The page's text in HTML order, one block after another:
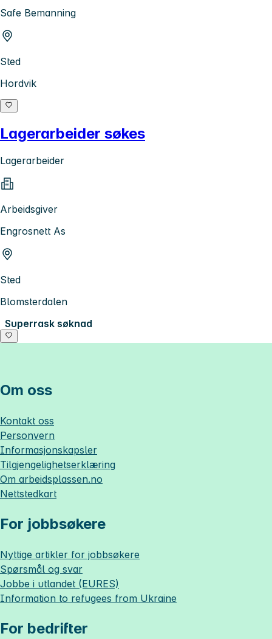
Safe Bemanning
Sted
Hordvik
Lagerarbeider søkes
Lagerarbeider
Arbeidsgiver
Engrosnett As
Sted
Blomsterdalen
Superrask søknad
Om oss
Kontakt oss
Personvern
Informasjonskapsler
Tilgjengelighetserklæring
Om arbeidsplassen.no
Nettstedkart
For jobbsøkere
Nyttige artikler for jobbsøkere
Spørsmål og svar
Jobbe i utlandet (EURES)
Information to refugees from Ukraine
For bedrifter